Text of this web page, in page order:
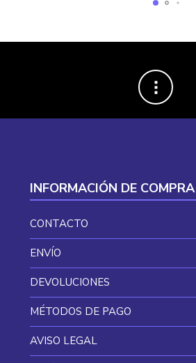
INFORMACIÓN DE COMPRA
CONTACTO
ENVÍO
DEVOLUCIONES
MÉTODOS DE PAGO
AVISO LEGAL